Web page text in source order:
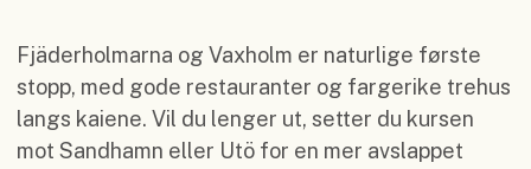
Fjäderholmarna og Vaxholm er naturlige første
stopp, med gode restauranter og fargerike trehus
langs kaiene. Vil du lenger ut, setter du kursen
mot Sandhamn eller Utö for en mer avslappet